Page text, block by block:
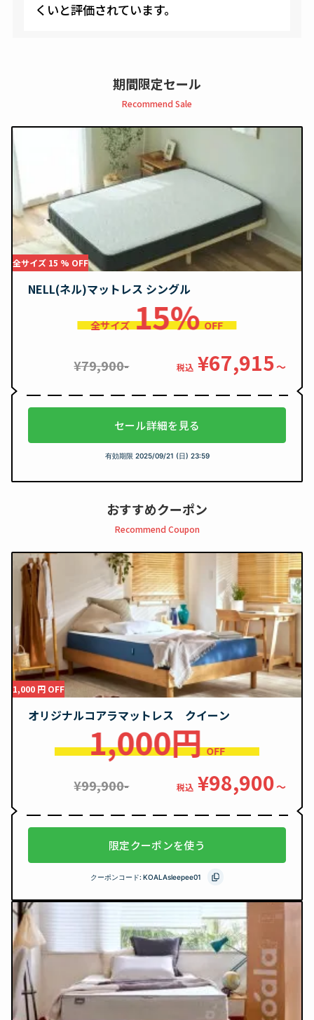
くいと評価されています。
期間限定セール
Recommend Sale
全サイズ 15 % OFF
NELL(ネル)マットレス シングル
全サイズ 15% OFF
¥79,900- 税込 ¥67,915〜
セール詳細を見る
有効期限 2025/09/21 (日) 23:59
おすすめクーポン
Recommend Coupon
1,000 円 OFF
オリジナルコアラマットレス クイーン
1,000円 OFF
¥99,900- 税込 ¥98,900〜
限定クーポンを使う
クーポンコード: KOALAsleepee01